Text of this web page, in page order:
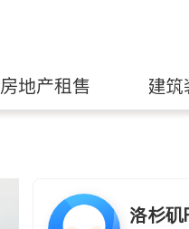
房地产租售 建
洛杉